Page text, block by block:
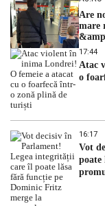
Are
mare
17:44
Atac
o
16:17
Vot
poate